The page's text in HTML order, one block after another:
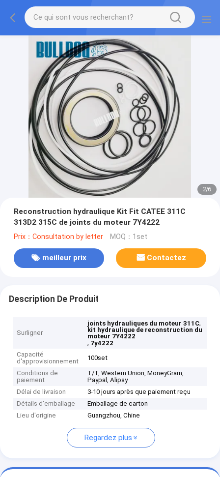
2/6
Reconstruction hydraulique Kit Fit CATEE 311C
313D2 315C de joints du moteur 7Y4222
Prix：Consultation by letter MOQ：1set
meilleur prix Contactez
Description De Produit
Surligner
joints hydrauliques du moteur 311C,
kit hydraulique de reconstruction du
moteur 7Y4222
, 7y4222
Capacité
d'approvisionnement
100set
Conditions de
paiement
T/T, Western Union, MoneyGram,
Paypal, Alipay
Délai de livraison
3-10 jours après que paiement reçu
Détails d'emballage
Emballage de carton
Lieu d'origine
Guangzhou, Chine
Regardez plus